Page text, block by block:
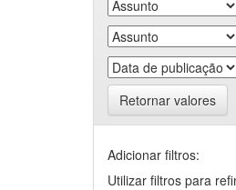
Retornar valores
Adicionar filtros:
Utilizar filtros para